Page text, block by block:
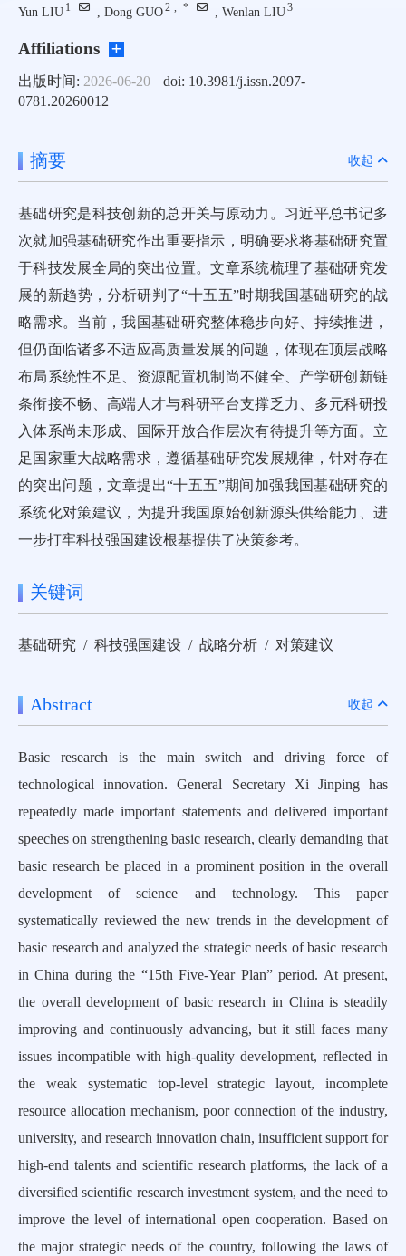
Yun LIU 1 , Dong GUO2 , * , Wenlan LIU3
Affiliations
出版时间: 2026-06-20
doi: 10.3981/j.issn.2097-
0781.20260012
摘要 收起
基础研究是科技创新的总开关与原动力。习近平总书记多
次就加强基础研究作出重要指示，明确要求将基础研究置
于科技发展全局的突出位置。文章系统梳理了基础研究发
展的新趋势，分析研判了“十五五”时期我国基础研究的战
略需求。当前，我国基础研究整体稳步向好、持续推进，
但仍面临诸多不适应高质量发展的问题，体现在顶层战略
布局系统性不足、资源配置机制尚不健全、产学研创新链
条衔接不畅、高端人才与科研平台支撑乏力、多元科研投
入体系尚未形成、国际开放合作层次有待提升等方面。立
足国家重大战略需求，遵循基础研究发展规律，针对存在
的突出问题，文章提出“十五五”期间加强我国基础研究的
系统化对策建议，为提升我国原始创新源头供给能力、进
一步打牢科技强国建设根基提供了决策参考。
关键词
基础研究 / 科技强国建设 / 战略分析 / 对策建议
Abstract 收起
Basic research is the main switch and driving force of
technological innovation. General Secretary Xi Jinping has
repeatedly made important statements and delivered important
speeches on strengthening basic research, clearly demanding that
basic research be placed in a prominent position in the overall
development of science and technology. This paper
systematically reviewed the new trends in the development of
basic research and analyzed the strategic needs of basic research
in China during the “15th Five-Year Plan” period. At present,
the overall development of basic research in China is steadily
improving and continuously advancing, but it still faces many
issues incompatible with high-quality development, reflected in
the weak systematic top-level strategic layout, incomplete
resource allocation mechanism, poor connection of the industry,
university, and research innovation chain, insufficient support for
high-end talents and scientific research platforms, the lack of a
diversified scientific research investment system, and the need to
improve the level of international open cooperation. Based on
the major strategic needs of the country, following the laws of